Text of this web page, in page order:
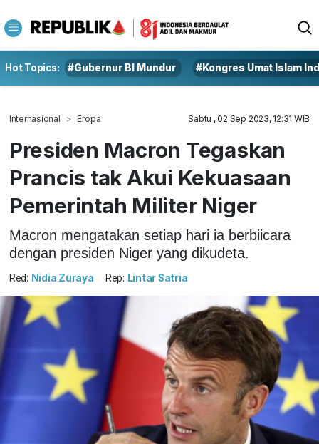
Hot Topics: #Gubernur BI Mundur #Kongres Umat Islam
Internasional Eropa Sabtu , 02 Sep 2023, 12:31 WIB
Presiden Macron Tegaskan
Prancis tak Akui Kekuasaan
Pemerintah Militer Niger
Macron mengatakan setiap hari ia berbiicara
dengan presiden Niger yang dikudeta.
Red: Nidia Zuraya Rep: Lintar Satria